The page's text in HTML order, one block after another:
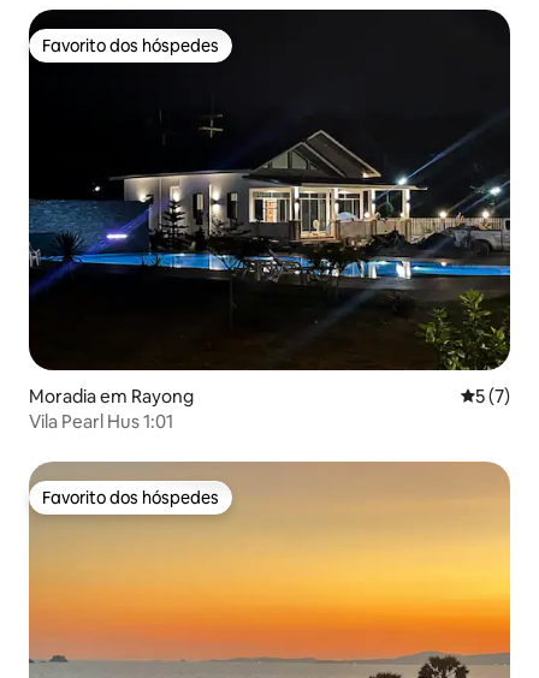
Favorito dos hóspedes
Favorito dos hóspedes
Moradia em Rayong
5 (7)
Vila Pearl Hus 1:01
Favorito dos hóspedes
Favorito dos hóspedes